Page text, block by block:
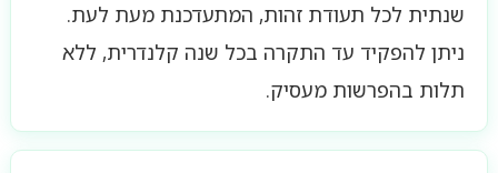
שנתית לכל תעודת זהות, המתעדכנת מעת לעת.
ניתן להפקיד עד התקרה בכל שנה קלנדרית, ללא
תלות בהפרשות מעסיק.